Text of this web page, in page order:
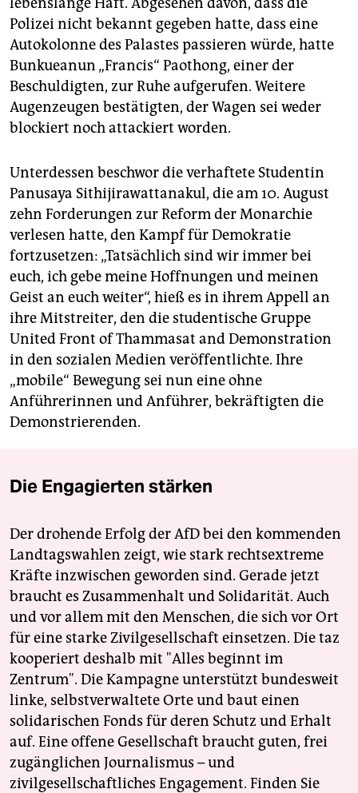
Polizei nicht bekannt gegeben hatte, dass eine
Autokolonne des Palastes passieren würde, hatte
Bunkueanun „Francis“ Paothong, einer der
Beschuldigten, zur Ruhe aufgerufen. Weitere
Augenzeugen bestätigten, der Wagen sei weder
blockiert noch attackiert worden.
Unterdessen beschwor die verhaftete Studentin
Panusaya Sithijirawattanakul, die am 10. August
zehn Forderungen zur Reform der Monarchie
verlesen hatte, den Kampf für Demokratie
fortzusetzen: „Tatsächlich sind wir immer bei
euch, ich gebe meine Hoffnungen und meinen
Geist an euch weiter“, hieß es in ihrem Appell an
ihre Mitstreiter, den die studentische Gruppe
United Front of Thammasat and Demonstration
in den sozialen Medien veröffentlichte. Ihre
„mobile“ Bewegung sei nun eine ohne
Anführerinnen und Anführer, bekräftigten die
Demonstrierenden.
Die Engagierten stärken
Der drohende Erfolg der AfD bei den kommenden
Landtagswahlen zeigt, wie stark rechtsextreme
Kräfte inzwischen geworden sind. Gerade jetzt
braucht es Zusammenhalt und Solidarität. Auch
und vor allem mit den Menschen, die sich vor Ort
für eine starke Zivilgesellschaft einsetzen. Die taz
kooperiert deshalb mit "Alles beginnt im
Zentrum". Die Kampagne unterstützt bundesweit
linke, selbstverwaltete Orte und baut einen
solidarischen Fonds für deren Schutz und Erhalt
auf. Eine offene Gesellschaft braucht guten, frei
zugänglichen Journalismus – und
zivilgesellschaftliches Engagement. Finden Sie